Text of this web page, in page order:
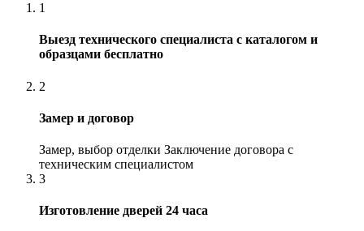
1
Выезд технического специалиста с каталогом и
образцами бесплатно
2
Замер и договор
Замер, выбор отделки Заключение договора с
техническим специалистом
3
Изготовление дверей 24 часа